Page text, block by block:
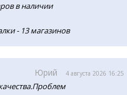
в наличии
- 13 магазинов
Юрий 4 августа 2026 16:25